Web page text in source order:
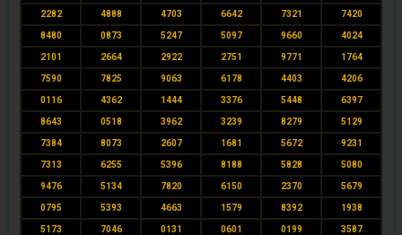
2282 4888 4703 6642 7321 7420
8480 0873 5247 5097 9660 4024
2101 2664 2922 2751 9771 1764
7590 7825 9063 6178 4403 4206
0116 4362 1444 3376 5448 6397
8643 0518 3962 3239 8279 5129
7384 8073 2607 1681 5672 9231
7313 6255 5396 8188 5828 5080
9476 5134 7820 6150 2370 5679
0795 5393 4663 1579 8392 1938
5173 7046 0131 0601 0199 3587